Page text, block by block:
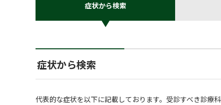
症状から検索
症状から検索
代表的な症状を以下に記載しております。受診すべき診療